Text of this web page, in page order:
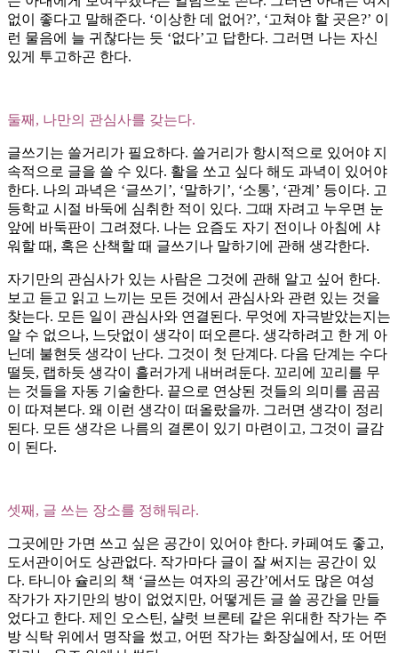
없이 좋다고 말해준다. ‘이상한 데 없어?’, ‘고쳐야 할 곳은?’ 이
런 물음에 늘 귀찮다는 듯 ‘없다’고 답한다. 그러면 나는 자신
있게 투고하곤 한다.
둘째, 나만의 관심사를 갖는다.
글쓰기는 쓸거리가 필요하다. 쓸거리가 항시적으로 있어야 지
속적으로 글을 쓸 수 있다. 활을 쏘고 싶다 해도 과녁이 있어야
한다. 나의 과녁은 ‘글쓰기’, ‘말하기’, ‘소통’, ‘관계’ 등이다. 고
등학교 시절 바둑에 심취한 적이 있다. 그때 자려고 누우면 눈
앞에 바둑판이 그려졌다. 나는 요즘도 자기 전이나 아침에 샤
워할 때, 혹은 산책할 때 글쓰기나 말하기에 관해 생각한다.
자기만의 관심사가 있는 사람은 그것에 관해 알고 싶어 한다.
보고 듣고 읽고 느끼는 모든 것에서 관심사와 관련 있는 것을
찾는다. 모든 일이 관심사와 연결된다. 무엇에 자극받았는지는
알 수 없으나, 느닷없이 생각이 떠오른다. 생각하려고 한 게 아
닌데 불현듯 생각이 난다. 그것이 첫 단계다. 다음 단계는 수다
떨듯, 랩하듯 생각이 흘러가게 내버려둔다. 꼬리에 꼬리를 무
는 것들을 자동 기술한다. 끝으로 연상된 것들의 의미를 곰곰
이 따져본다. 왜 이런 생각이 떠올랐을까. 그러면 생각이 정리
된다. 모든 생각은 나름의 결론이 있기 마련이고, 그것이 글감
이 된다.
셋째, 글 쓰는 장소를 정해둬라.
그곳에만 가면 쓰고 싶은 공간이 있어야 한다. 카페여도 좋고,
도서관이어도 상관없다. 작가마다 글이 잘 써지는 공간이 있
다. 타니아 슐리의 책 ‘글쓰는 여자의 공간’에서도 많은 여성
작가가 자기만의 방이 없었지만, 어떻게든 글 쓸 공간을 만들
었다고 한다. 제인 오스틴, 샬럿 브론테 같은 위대한 작가는 주
방 식탁 위에서 명작을 썼고, 어떤 작가는 화장실에서, 또 어떤